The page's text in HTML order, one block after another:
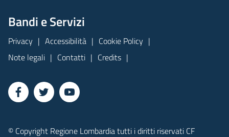
Bandi e Servizi
Privacy Accessibilità
Cookie Policy
Note legali
Contatti Credits
© Copyright Regione Lombardia tutti i diritti riservati CF